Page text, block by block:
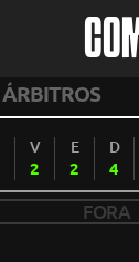
ÁRBITROS
V
2
E
2
D
4
FORA